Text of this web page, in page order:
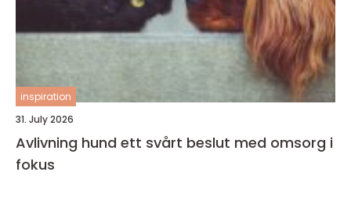
inspiration
31. July 2026
Avlivning hund ett svårt beslut med omsorg i
fokus